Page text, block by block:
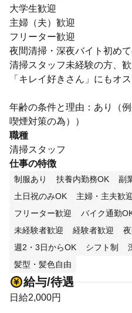
大学生歓迎
主婦（夫）歓迎
フリーター歓迎
夜間清掃・深夜バイト初め
清掃スタッフ未経験の方、歓
「キレイ好きさん」にもオス
年齢の条件と理由：あり（
喫煙対策の為））
職種
清掃スタッフ
仕事の特徴
制服あり 扶養内勤務OK
副
土日祝のみOK
主婦・主夫歓
フリーター歓迎
バイク通勤
未経験者歓迎
経験者歓迎
週2・3日からOK
シフト制
髪型・髪色自由
給与/待遇
日給2,000円